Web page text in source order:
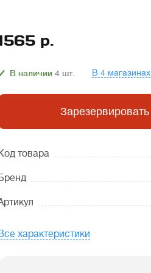
р.
В наличии 4 шт. В 4 магазинах
Зарезервировать
товара
характеристики